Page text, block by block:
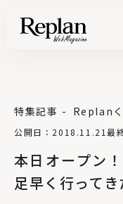
本日オープン
足早く行ってき
公開日：2018.11.21最
特集記事 Replanく